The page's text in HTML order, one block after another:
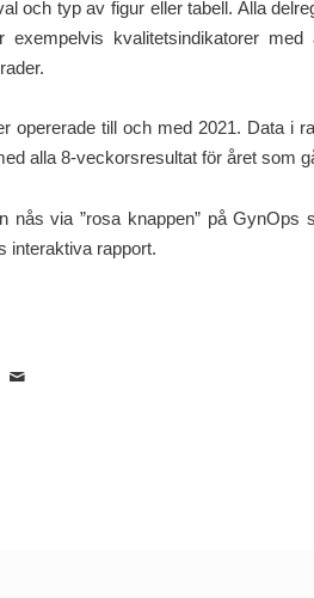
och typ av figur eller tabell. Alla
kvalitetsindikatorer med
opererade till och med 2021. Data i
alla 8-veckorsresultat för året som
nås via ”rosa knappen” på GynOps
interaktiva rapport.